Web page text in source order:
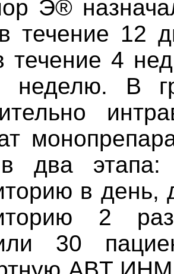
Э®
течение 12
течение 4
неделю. B
два
в день,
2
30